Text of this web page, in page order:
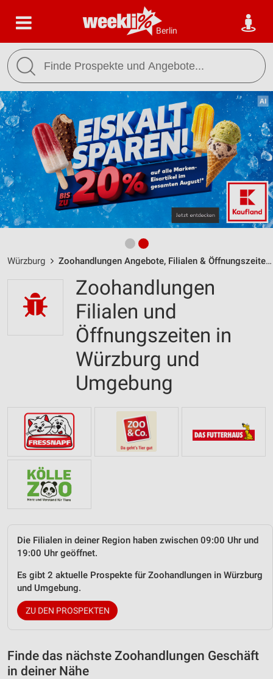
Berlin
Würzburg Zoohandlungen Angebote, Filialen & Öffnungszeiten
Zoohandlungen
Filialen und
Öffnungszeiten in
Würzburg und
Umgebung
Die Filialen in deiner Region haben zwischen 09:00 Uhr und
19:00 Uhr geöffnet.
Es gibt 2 aktuelle Prospekte für Zoohandlungen in Würzburg
und Umgebung.
ZU DEN PROSPEKTEN
Finde das nächste Zoohandlungen Geschäft
in deiner Nähe